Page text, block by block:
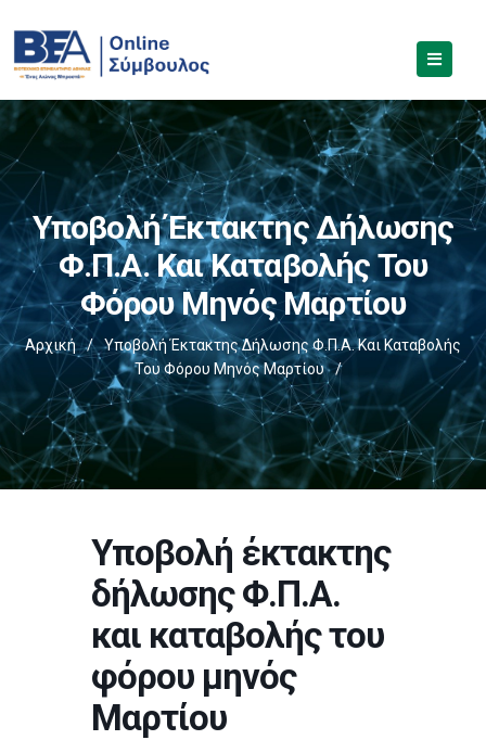
Υποβολή Έκτακτης Δήλωσης
Φ.Π.Α. Και Καταβολής Του
Φόρου Μηνός Μαρτίου
Αρχική /
Υποβολή Έκτακτης Δήλωσης Φ.Π.Α. Και Καταβολής
Του Φόρου Μηνός Μαρτίου
/
Υποβολή έκτακτης
δήλωσης Φ.Π.Α.
και καταβολής του
φόρου μηνός
Μαρτίου